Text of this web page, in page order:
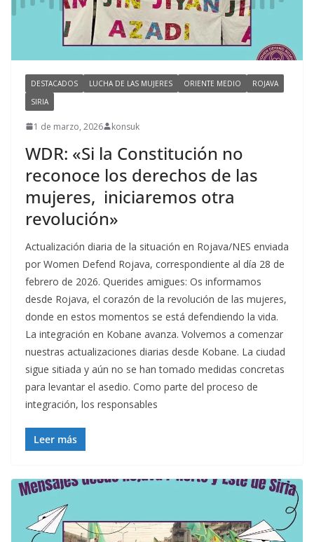
DESTACADOS LUCHA DE LAS MUJERES ORIENTE MEDIO
ROJAVA
SIRIA
1 de marzo, 2026 konsuk
WDR: «Si la Constitución no
reconoce los derechos de las
mujeres, iniciaremos otra
revolución»
Actualización diaria de la situación en Rojava/NES enviada
por Women Defend Rojava, correspondiente al día 28 de
febrero de 2026. Querides amigues: Os informamos
desde Rojava, el corazón de la revolución de las mujeres,
donde en estos momentos se está defendiendo la vida.
La integración en Kobane avanza. Volvemos a comenzar
nuestras actualizaciones diarias desde Kobane. La ciudad
sigue sitiada y aún no se han tomado medidas concretas
para levantar el asedio. Como parte del proceso de
integración, los responsables
Leer más